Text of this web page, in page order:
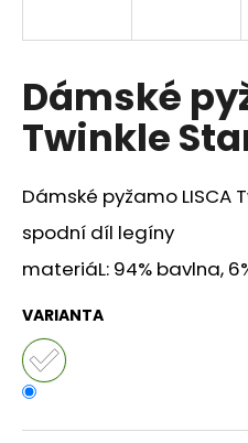
Dámské
Twinkle
Dámské pyžamo LISCA
spodní díl legíny
materiáL: 94% bavlna,
VARIANTA
í
t
?
D
o
p
o